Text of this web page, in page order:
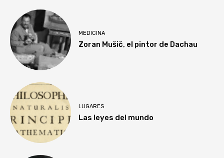
MEDICINA
Zoran Mušič, el pintor de Dachau
LUGARES
Las leyes del mundo